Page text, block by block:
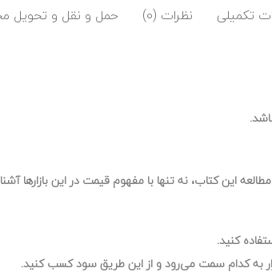
تکمیلی نظرات (0) حمل و نقل و تحویل
این کتاب، نه تنها با مفهوم قیمت در این بازارها
کنید.
به کدام سمت می‌رود و از این طریق سود کسب کنید.